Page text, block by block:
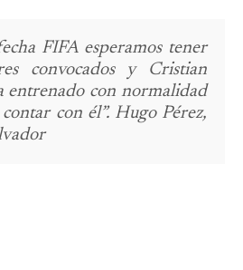
FIFA esperamos tener
convocados y Cristian
entrenado con normalidad
con él”. Hugo Pérez,